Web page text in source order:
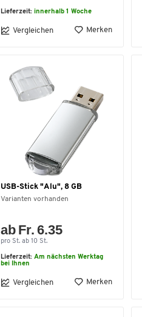
Lieferzeit: innerhalb 1 Woche
Vergleichen Merken
USB-Stick "Alu", 8 GB
Varianten vorhanden
ab Fr. 6.35
pro St. ab 10 St.
Lieferzeit: Am nächsten Werktag
bei Ihnen
Vergleichen Merken